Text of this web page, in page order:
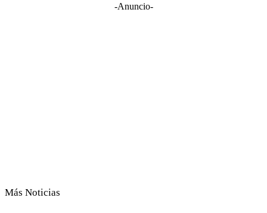
-Anuncio-
Más Noticias